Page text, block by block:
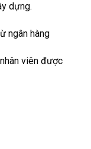
dựng.
ngân hàng
viên được